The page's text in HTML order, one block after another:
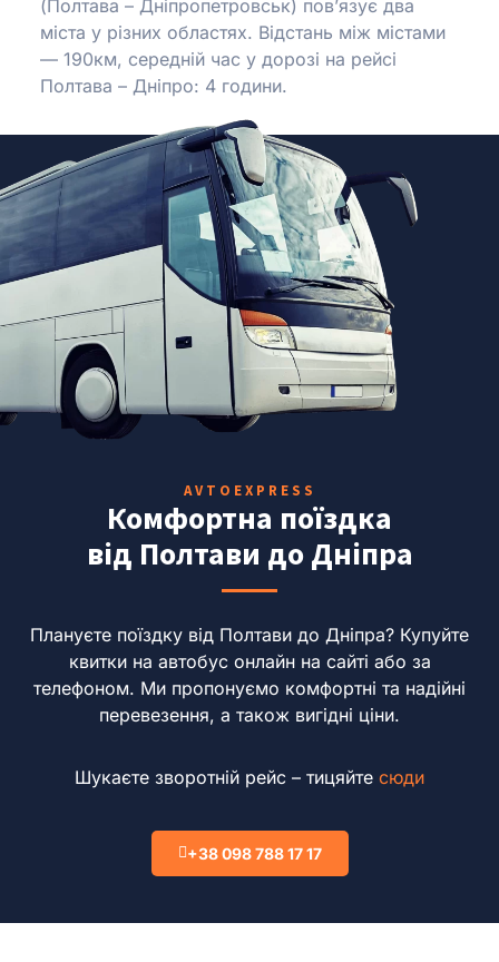
(Полтава – Дніпропетровськ) пов’язує два
міста у різних областях. Відстань між містами
— 190км, середній час у дорозі на рейсі
Полтава – Дніпро: 4 години.
AVTOEXPRESS
Комфортна поїздка
від Полтави до Дніпра
Плануєте поїздку від Полтави до Дніпра? Купуйте
квитки на автобус онлайн на сайті або за
телефоном. Ми пропонуємо комфортні та надійні
перевезення, а також вигідні ціни.
Шукаєте зворотній рейс – тицяйте сюди
+38 098 788 17 17